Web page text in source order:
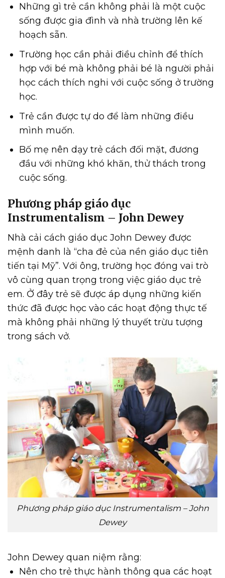
Những gì trẻ cần không phải là một cuộc
sống được gia đình và nhà trường lên kế
hoạch sẵn.
Trường học cần phải điều chỉnh để thích
hợp với bé mà không phải bé là người phải
học cách thích nghi với cuộc sống ở trường
học.
Trẻ cần được tự do để làm những điều
mình muốn.
Bố mẹ nên dạy trẻ cách đối mặt, đương
đầu với những khó khăn, thử thách trong
cuộc sống.
Phương pháp giáo dục
Instrumentalism – John Dewey
Nhà cải cách giáo dục John Dewey được
mệnh danh là “cha đẻ của nền giáo dục tiên
tiến tại Mỹ”. Với ông, trường học đóng vai trò
vô cùng quan trọng trong việc giáo dục trẻ
em. Ở đây trẻ sẽ được áp dụng những kiến
thức đã được học vào các hoạt động thực tế
mà không phải những lý thuyết trừu tượng
trong sách vở.
Phương pháp giáo dục Instrumentalism – John
Dewey
John Dewey quan niệm rằng:
Nên cho trẻ thực hành thông qua các hoạt